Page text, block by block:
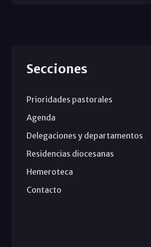
Secciones
Prioridades pastorales
Agenda
Delegaciones y departamentos
Residencias diocesanas
Hemeroteca
Contacto